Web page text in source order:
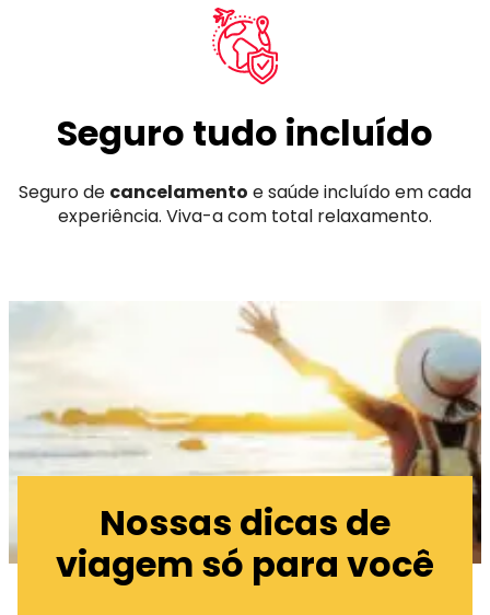
Seguro tudo incluído
Seguro de cancelamento e saúde incluído em cada
experiência. Viva-a com total relaxamento.
Nossas dicas de
viagem só para você